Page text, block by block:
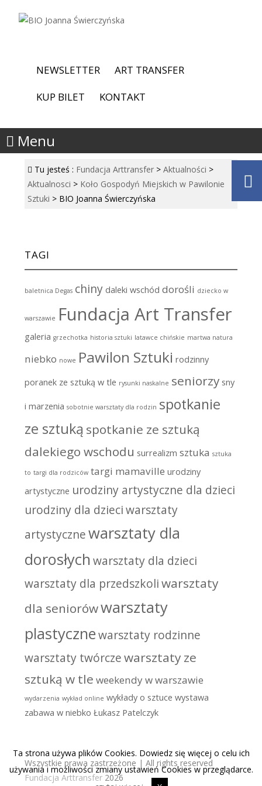
NEWSLETTER
ART TRANSFER
KUP BILET
KONTAKT
Menu
Tu jesteś : Fundacja Arttransfer >Aktualności >
Aktualnosci > Koło Gospodyń Miejskich w Pawilonie
Sztuki > BIO Joanna Świerczyńska
TAGI
baletnica Degas chiny daleki wschód dorośli dziecko w
warszawie Fundacja Art Transfer
galeria grzechotka historia sztuki latawce chińskie martwa natura
niebko nowe Pawilon Sztuki rodzinny
poranek ze sztuką w tle rysunki naskalne seniorzy sny
i marzenia sobotnie warsztaty dla rodzin spotkanie
ze sztuką spotkanie ze sztuką
dalekiego wschodu surrealizm sztuka sztuka
to targi dla rodziców targi mamaville urodziny
artystyczne urodziny artystyczne dla dzieci
urodziny dla dzieci warsztaty
artystyczne warsztaty dla
dorosłych warsztaty dla dzieci
warsztaty dla przedszkoli warsztaty
dla seniorówwarsztaty
plastyczne warsztaty rodzinne
warsztaty twórcze warsztaty ze
sztuką w tle weekendy w warszawie
wydarzenia wykład online wykłady o sztuce wystawa
zabawa w niebko Łukasz Patelczyk
Wszystkie prawa zastrzeżone | All rights reserved
Fundacja Arttransfer 2026
Ta strona używa plików Cookies. Dowiedz się więcej o celu ich
używania i możliwości zmiany ustawień Cookies w przeglądarce.